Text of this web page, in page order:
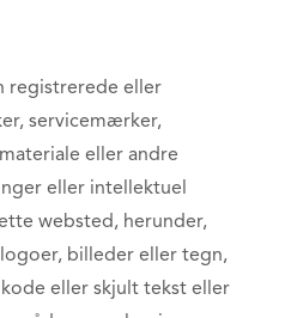
registrerede eller
servicemærker,
eller andre
eller intellektuel
websted, herunder,
billeder eller tegn,
eller skjult tekst eller